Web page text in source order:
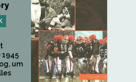
1945
um